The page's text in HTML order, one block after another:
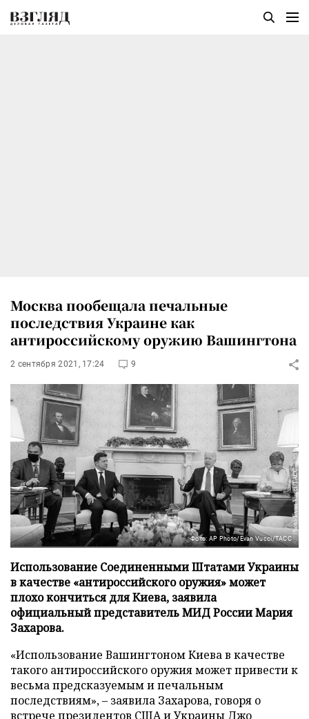
Москва пообещала печальные
последствия Украине как
антироссийскому оружию Вашингтона
2 сентября 2021, 17:24 9
Фото: AP Photo/Evan Vucci/ТАСС
Использование Соединенными Штатами Украины
в качестве «антироссийского оружия» может
плохо кончиться для Киева, заявила
официальный представитель МИД России Мария
Захарова.
«Использование Вашингтоном Киева в качестве
такого антироссийского оружия может привести к
весьма предсказуемым и печальным
последствиям», – заявила Захарова, говоря о
встрече президентов США и Украины Джо